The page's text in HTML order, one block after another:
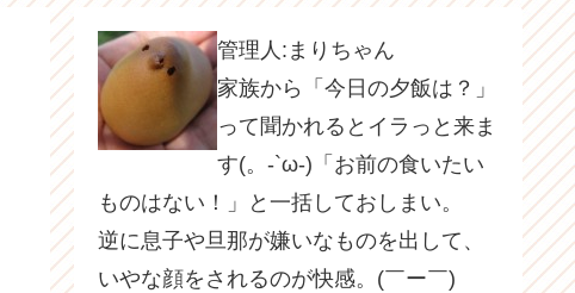
管理人:まりちゃん
家族から「今日の夕飯は？」
って聞かれるとイラっと来ま
す(。-`ω-)「お前の食いたい
ものはない！」と一括しておしまい。
逆に息子や旦那が嫌いなものを出して、
いやな顔をされるのが快感。(￣ー￣)